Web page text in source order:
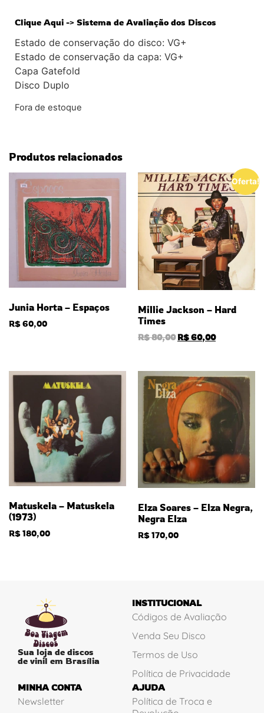
Clique Aqui -> Sistema de Avaliação dos Discos
Estado de conservação do disco: VG+
Estado de conservação da capa: VG+
Capa Gatefold
Disco Duplo
Fora de estoque
Produtos relacionados
Junia Horta – Espaços
R$60,00
Oferta!
Millie Jackson – Hard
Times
R$80,00R$60,00
Matuskela – Matuskela
(1973)
R$180,00
Elza Soares – Elza Negra,
Negra Elza
R$170,00
Sua loja de discos
de vinil em Brasília
INSTITUCIONAL
Códigos de Avaliação
Venda Seu Disco
Termos de Uso
Política de Privacidade
MINHA CONTA
Newsletter
AJUDA
Política de Troca e